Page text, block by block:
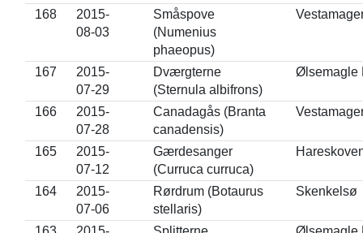
168
2015-
08-03
Småspove
(Numenius
phaeopus)
167
2015-
07-29
Dværgterne
(Sternula albifrons)
Ølsemagle
166
2015-
07-28
Canadagås (Branta
canadensis)
165
2015-
07-12
Gærdesanger
(Curruca curruca)
164
2015-
07-06
Rørdrum (Botaurus
stellaris)
Skenkelsø